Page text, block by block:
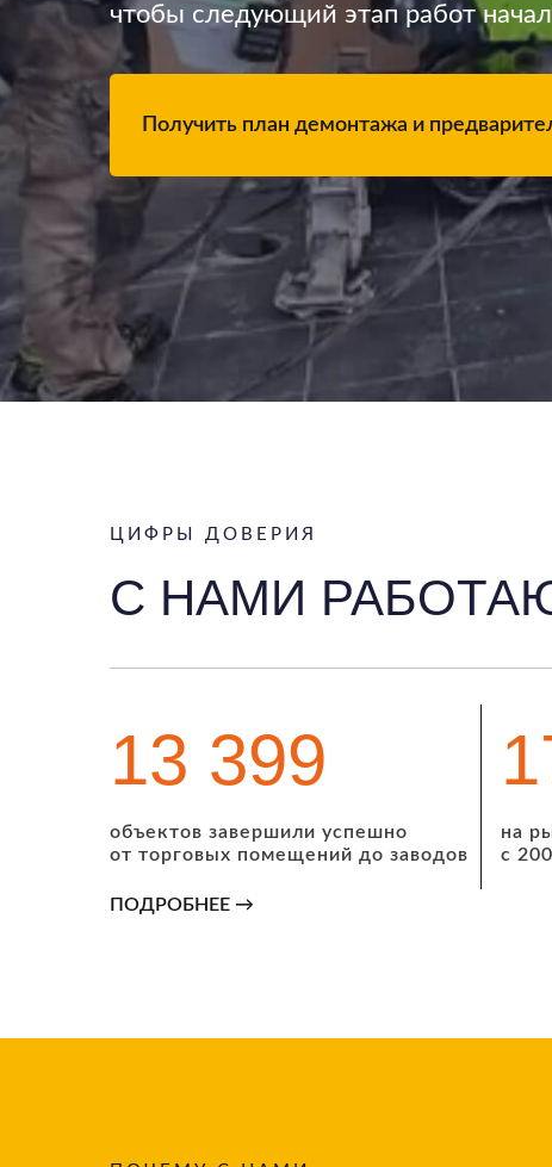
чтобы следующий этап работ
Получить план демонтажа и
С НАМИ
ЦИФРЫ ДОВЕРИЯ
объектов завершили успешно
от торговых помещений до заводов
14 334
на
с
ПОДРОБНЕЕ →